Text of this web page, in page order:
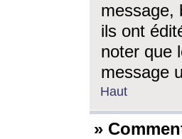
message,
ils ont
noter que
message
Haut
»